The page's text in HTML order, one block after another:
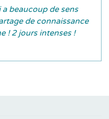
beaucoup de sens
de connaissance
! 2 jours intenses !